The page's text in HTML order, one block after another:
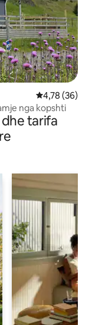
Vlerësimi
4,78 (36)
nga kopshti
tarifa